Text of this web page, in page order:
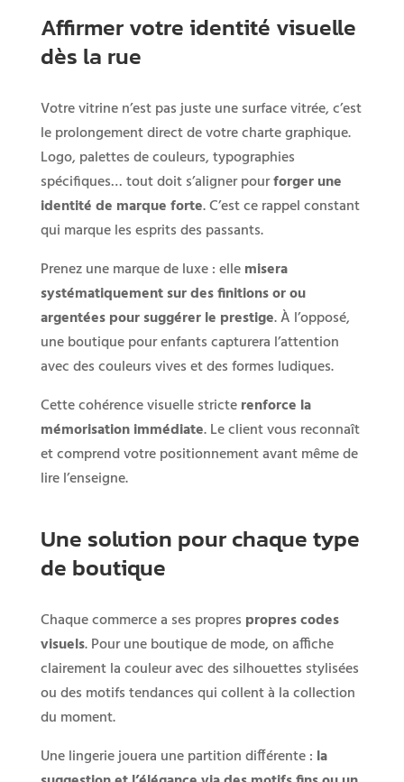
Affirmer votre identité visuelle
dès la rue
Votre vitrine n’est pas juste une surface vitrée, c’est
le prolongement direct de votre charte graphique.
Logo, palettes de couleurs, typographies
spécifiques… tout doit s’aligner pourforger une
identité de marque forte. C’est ce rappel constant
qui marque les esprits des passants.
Prenez une marque de luxe : ellemisera
systématiquement sur des finitions or ou
argentées pour suggérer le prestige. À l’opposé,
une boutique pour enfants capturera l’attention
avec des couleurs vives et des formes ludiques.
Cette cohérence visuelle stricterenforce la
mémorisation immédiate. Le client vous reconnaît
et comprend votre positionnement avant même de
lire l’enseigne.
Une solution pour chaque type
de boutique
Chaque commerce a ses propres propres codes
visuels. Pour une boutique de mode, on affiche
clairement la couleur avec des silhouettes stylisées
ou des motifs tendances qui collent à la collection
du moment.
Une lingerie jouera une partition différente : la